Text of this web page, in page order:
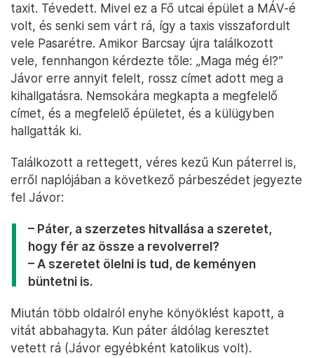
taxit. Tévedett. Mivel ez a Fő utcai épület a MÁV-é
volt, és senki sem várt rá, így a taxis visszafordult
vele Pasarétre. Amikor Barcsay újra találkozott
vele, fennhangon kérdezte tőle: „Maga még él?”
Jávor erre annyit felelt, rossz címet adott meg a
kihallgatásra. Nemsokára megkapta a megfelelő
címet, és a megfelelő épületet, és a külügyben
hallgatták ki.
Találkozott a rettegett, véres kezű Kun páterrel is,
erről naplójában a következő párbeszédet jegyezte
fel Jávor:
– Páter, a szerzetes hitvallása a szeretet,
hogy fér az össze a revolverrel?
– A szeretet ölelni is tud, de keményen
büntetni is.
Miután több oldalról enyhe könyöklést kapott, a
vitát abbahagyta. Kun páter áldólag keresztet
vetett rá (Jávor egyébként katolikus volt).